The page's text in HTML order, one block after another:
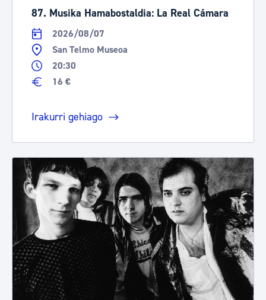
87. Musika Hamabostaldia: La Real Cámara
2026/08/07
San Telmo Museoa
20:30
16 €
Irakurri gehiago